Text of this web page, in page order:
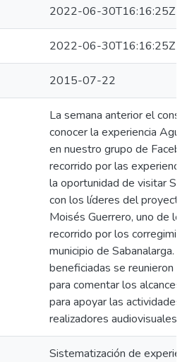
2022-06-30T16:16:25Z
2022-06-30T16:16:25Z
2015-07-22
La semana anterior el
conocer la experiencia
en nuestro grupo de
recorrido por las
la oportunidad de visitar
con los líderes del
Moisés Guerrero, uno de
recorrido por los
municipio de Sabanalarga.
beneficiadas se reunieron
para comentar los
para apoyar las actividades
realizadores audiovisuales,
Sistematización de